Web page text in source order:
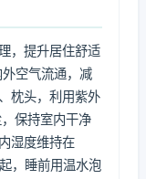
，提升居住舒适
空气流通，减
枕头，利用紫外
保持室内干净
湿度维持在
，睡前用温水泡